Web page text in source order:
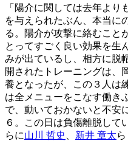
「陽介に関しては去年よ
を与えられたぶん、本当に
る。陽介が攻撃に絡むこと
とってすごく良い効果を生
みが出ているし、相方に脱
開されたトレーニングは、
養となったが、この３人は
は全メニューをこなす働き
で、動いておかないと不安
６。この日は負傷離脱して
らに山川 哲史 新井 章太